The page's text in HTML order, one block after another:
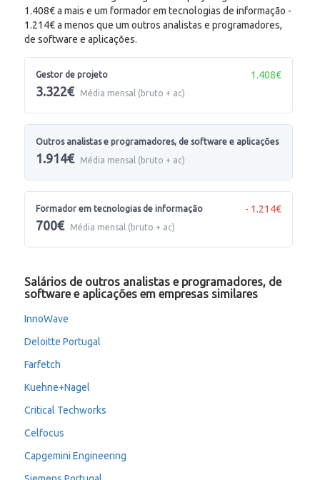
1.408€ a mais e um formador em tecnologias de informação -
1.214€ a menos que um outros analistas e programadores,
de software e aplicações.
Gestor de projeto
3.322€ Média mensal (bruto + ac)
1.408€
Outros analistas e programadores, de software e aplicações
1.914€ Média mensal (bruto + ac)
Formador em tecnologias de informação
700€ Média mensal (bruto + ac)
- 1.214€
Salários de outros analistas e programadores, de
software e aplicações em empresas similares
InnoWave
Deloitte Portugal
Farfetch
Kuehne+Nagel
Critical Techworks
Celfocus
Capgemini Engineering